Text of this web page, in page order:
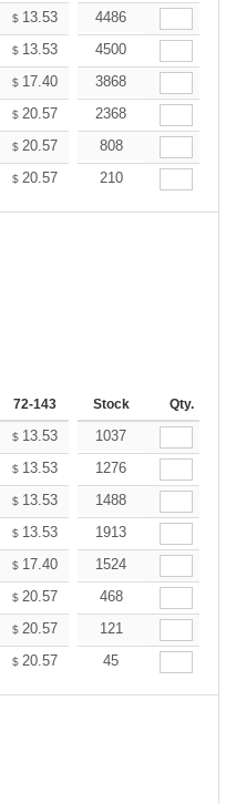
$ 13.53 13.29
4486
$ 13.53 13.29
4500
$ 17.40 17.10
3868
$ 20.57 20.21
2368
$ 20.57 20.21
808
$ 20.57 20.21
210
72-143 144-287 288 + More
Stock Qty.
$ 13.53 13.29
1037
$ 13.53 13.29
1276
$ 13.53 13.29
1488
$ 13.53 13.29
1913
$ 17.40 17.10
1524
$ 20.57 20.21
468
$ 20.57 20.21
121
$ 20.57 20.21
45